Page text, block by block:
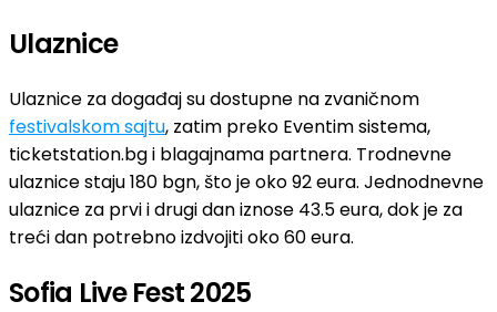
Ulaznice
Ulaznice za događaj su dostupne na zvaničnom
festivalskom sajtu, zatim preko Eventim sistema,
ticketstation.bg i blagajnama partnera. Trodnevne
ulaznice staju 180 bgn, što je oko 92 eura. Jednodnevne
ulaznice za prvi i drugi dan iznose 43.5 eura, dok je za
treći dan potrebno izdvojiti oko 60 eura.
Sofia Live Fest 2025